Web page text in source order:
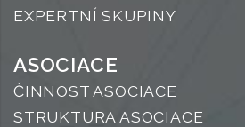
EXPERTNÍ SKUPINY
ASOCIACE
ČINNOST ASOCIACE
STRUKTURA ASOCIACE